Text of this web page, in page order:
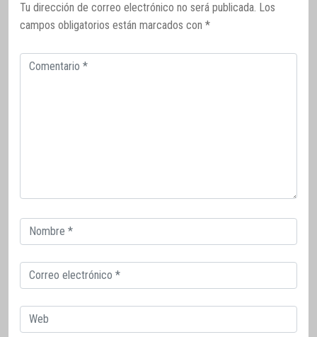
Tu dirección de correo electrónico no será publicada. Los
campos obligatorios están marcados con *
Comentario
Correo
electrónico
Correo
electrónico
Web